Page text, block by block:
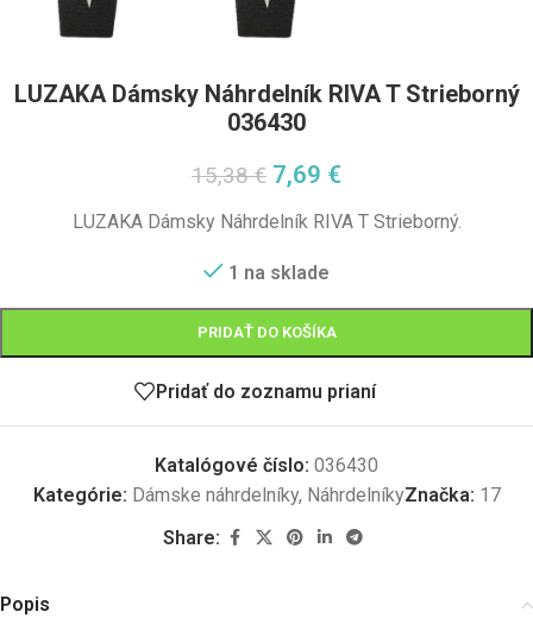
LUZAKA Dámsky Náhrdelník RIVA T Strieborný
036430
15,38€ 7,69 €
LUZAKA Dámsky Náhrdelník RIVA T Strieborný.
1 na sklade
PRIDAŤ DO KOŠÍKA
Pridať do zoznamu prianí
Katalógové číslo: 036430
Kategórie: Dámske náhrdelníky, NáhrdelníkyZnačka: 17
Share:
Popis